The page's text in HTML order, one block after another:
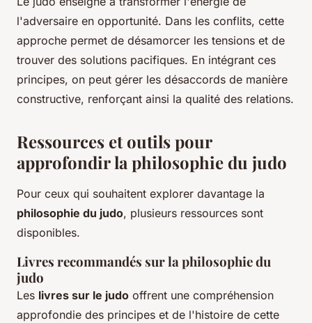
l'adversaire en opportunité. Dans les conflits, cette
approche permet de désamorcer les tensions et de
trouver des solutions pacifiques. En intégrant ces
principes, on peut gérer les désaccords de manière
constructive, renforçant ainsi la qualité des relations.
Ressources et outils pour
approfondir la philosophie du judo
Pour ceux qui souhaitent explorer davantage la
philosophie du judo, plusieurs ressources sont
disponibles.
Livres recommandés sur la philosophie du
judo
Les livres sur le judo offrent une compréhension
approfondie des principes et de l'histoire de cette